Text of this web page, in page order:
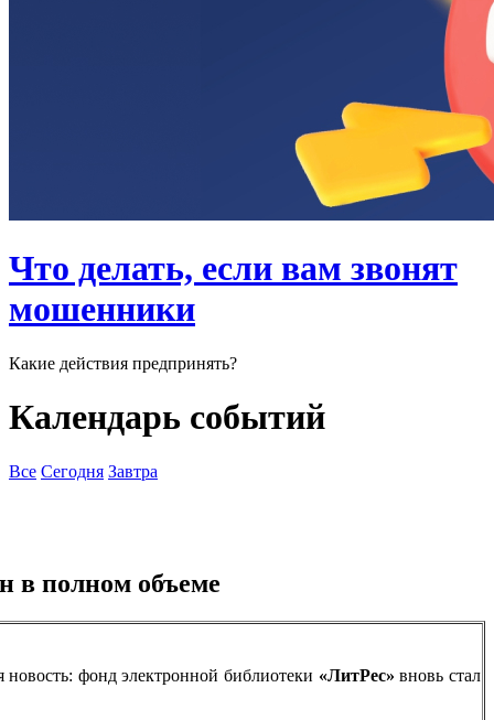
Что делать, если вам звонят
мошенники
Какие действия предпринять?
Календарь событий
Все Сегодня Завтра
в полном объеме
новость: фонд электронной библиотеки «ЛитРес» вновь стал